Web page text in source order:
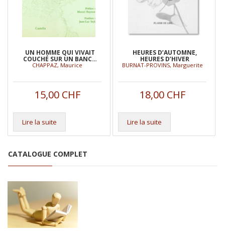
UN HOMME QUI VIVAIT
COUCHÉ SUR UN BANC…
CHAPPAZ, Maurice
15,00 CHF
Lire la suite
HEURES D’AUTOMNE,
HEURES D’HIVER
BURNAT-PROVINS, Marguerite
18,00 CHF
Lire la suite
CATALOGUE COMPLET